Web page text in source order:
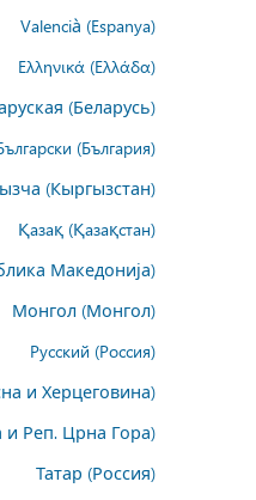
Valencià (Espanya)
Ελληνικά (Ελλάδα)
(Беларусь)
(България)
(Кыргызстан)
Қазақ (Қазақстан)
Македонија)
Монгол (Монгол)
Русский (Россия)
и Херцеговина)
и Реп. Црна Гора)
Татар (Россия)